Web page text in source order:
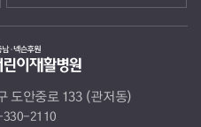
도안중로 133 (관저동)
2110